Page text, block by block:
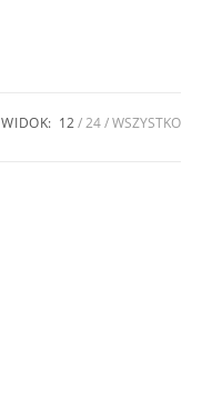
WIDOK: 12 24 WSZYSTKO